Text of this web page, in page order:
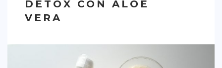
TIPO DE COMIDA
DETOX CON ALOE
VERA